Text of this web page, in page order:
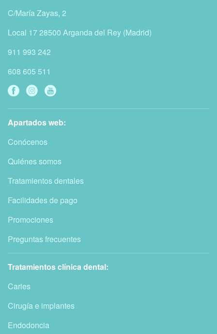
C/María Zayas, 2
Local 1728500 Arganda del Rey (Madrid)
911 993 242
608 605 511
Apartados web:
Conócenos
Quiénes somos
Tratamientos dentales
Facilidades de pago
Promociones
Preguntas frecuentes
Tratamientos clínica dental:
Caries
Cirugía e implantes
Endodoncia